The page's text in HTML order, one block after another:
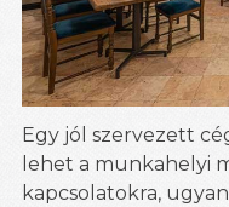
Egy jól szervezett
lehet a munkahelyi
kapcsolatokra,